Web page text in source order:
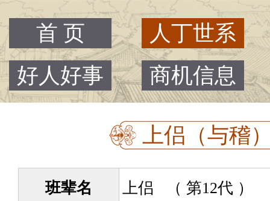
首 页
人丁世系
好人好事
商机信息
上侣（与稽
班辈名 上侣 （ 第12代 ）